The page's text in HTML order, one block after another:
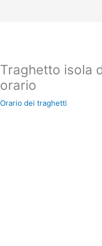
Traghetto isola
orario
Orario dei traghetti